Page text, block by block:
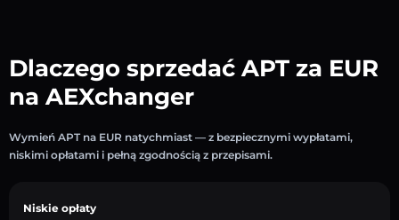
Dlaczego sprzedać APT za EUR
na AEXchanger
Wymień APT na EUR natychmiast — z bezpiecznymi wypłatami,
niskimi opłatami i pełną zgodnością z przepisami.
Niskie opłaty